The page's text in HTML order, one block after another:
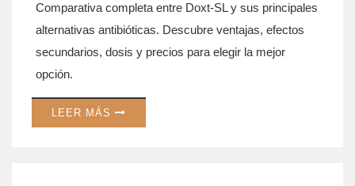
Comparativa completa entre Doxt‑SL y sus principales
alternativas antibióticas. Descubre ventajas, efectos
secundarios, dosis y precios para elegir la mejor
opción.
LEER MÁS